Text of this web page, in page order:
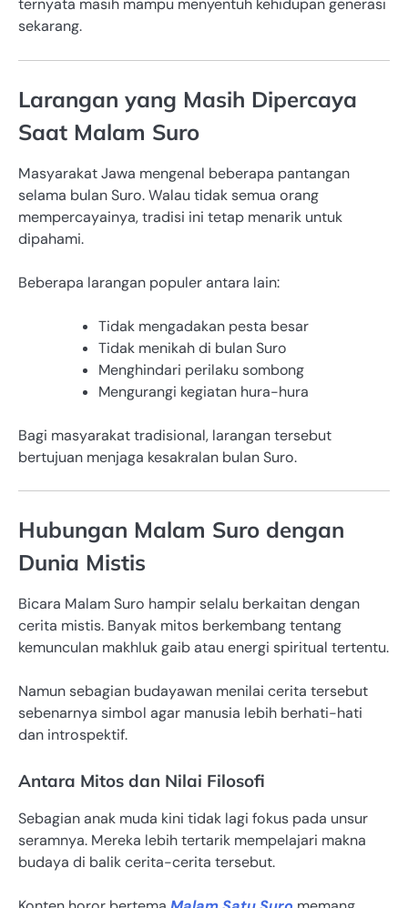
ternyata masih mampu menyentuh kehidupan generasi
sekarang.
Larangan yang Masih Dipercaya
Saat Malam Suro
Masyarakat Jawa mengenal beberapa pantangan
selama bulan Suro. Walau tidak semua orang
mempercayainya, tradisi ini tetap menarik untuk
dipahami.
Beberapa larangan populer antara lain:
Tidak mengadakan pesta besar
Tidak menikah di bulan Suro
Menghindari perilaku sombong
Mengurangi kegiatan hura-hura
Bagi masyarakat tradisional, larangan tersebut
bertujuan menjaga kesakralan bulan Suro.
Hubungan Malam Suro dengan
Dunia Mistis
Bicara Malam Suro hampir selalu berkaitan dengan
cerita mistis. Banyak mitos berkembang tentang
kemunculan makhluk gaib atau energi spiritual tertentu.
Namun sebagian budayawan menilai cerita tersebut
sebenarnya simbol agar manusia lebih berhati-hati
dan introspektif.
Antara Mitos dan Nilai Filosofi
Sebagian anak muda kini tidak lagi fokus pada unsur
seramnya. Mereka lebih tertarik mempelajari makna
budaya di balik cerita-cerita tersebut.